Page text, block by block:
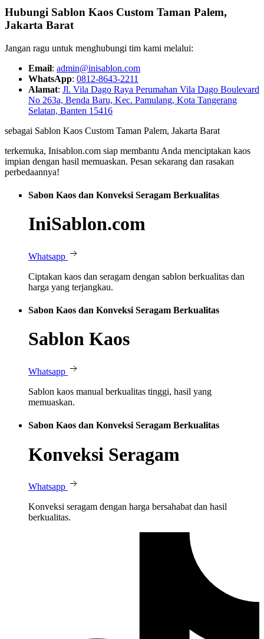
Hubungi Sablon Kaos Custom Taman Palem,
Jakarta Barat
Jangan ragu untuk menghubungi tim kami melalui:
Email: admin@inisablon.com
WhatsApp: 0812-8643-2211
Alamat: Jl. Vila Dago Raya Perumahan Vila Dago Boulevard
No 263a, Benda Baru, Kec. Pamulang, Kota Tangerang
Selatan, Banten 15416
sebagai Sablon Kaos Custom Taman Palem, Jakarta Barat
terkemuka, Inisablon.com siap membantu Anda menciptakan kaos
impian dengan hasil memuaskan. Pesan sekarang dan rasakan
perbedaannya!
Sabon Kaos dan Konveksi Seragam Berkualitas
IniSablon.com
Whatsapp
Ciptakan kaos dan seragam dengan sablon berkualitas dan
harga yang terjangkau.
Sabon Kaos dan Konveksi Seragam Berkualitas
Sablon Kaos
Whatsapp
Sablon kaos manual berkualitas tinggi, hasil yang
memuaskan.
Sabon Kaos dan Konveksi Seragam Berkualitas
Konveksi Seragam
Whatsapp
Konveksi seragam dengan harga bersahabat dan hasil
berkualitas.